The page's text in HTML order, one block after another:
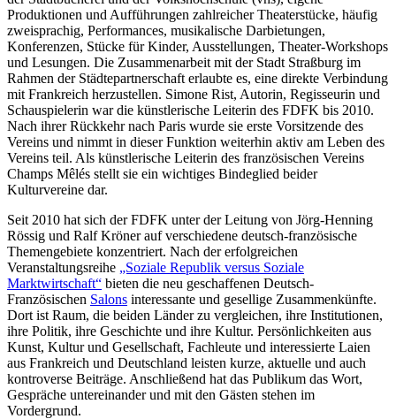
Produktionen und Aufführungen zahlreicher Theaterstücke, häufig
zweisprachig, Performances, musikalische Darbietungen,
Konferenzen, Stücke für Kinder, Ausstellungen, Theater-Workshops
und Lesungen. Die Zusammenarbeit mit der Stadt Straßburg im
Rahmen der Städtepartnerschaft erlaubte es, eine direkte Verbindung
mit Frankreich herzustellen. Simone Rist, Autorin, Regisseurin und
Schauspielerin war die künstlerische Leiterin des FDFK bis 2010.
Nach ihrer Rückkehr nach Paris wurde sie erste Vorsitzende des
Vereins und nimmt in dieser Funktion weiterhin aktiv am Leben des
Vereins teil. Als künstlerische Leiterin des französischen Vereins
Champs Mêlés stellt sie ein wichtiges Bindeglied beider
Kulturvereine dar.
Seit 2010 hat sich der FDFK unter der Leitung von Jörg-Henning
Rössig und Ralf Kröner auf verschiedene deutsch-französische
Themengebiete konzentriert. Nach der erfolgreichen
Veranstaltungsreihe „Soziale Republik versus Soziale
Marktwirtschaft“ bieten die neu geschaffenen Deutsch-
Französischen Salons interessante und gesellige Zusammenkünfte.
Dort ist Raum, die beiden Länder zu vergleichen, ihre Institutionen,
ihre Politik, ihre Geschichte und ihre Kultur. Persönlichkeiten aus
Kunst, Kultur und Gesellschaft, Fachleute und interessierte Laien
aus Frankreich und Deutschland leisten kurze, aktuelle und auch
kontroverse Beiträge. Anschließend hat das Publikum das Wort,
Gespräche untereinander und mit den Gästen stehen im
Vordergrund.